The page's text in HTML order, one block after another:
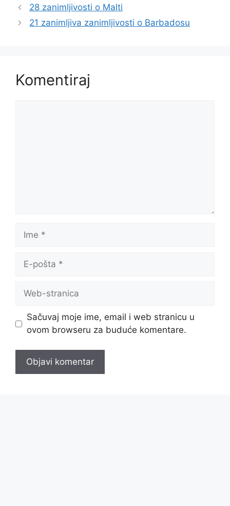
28 zanimljivosti o Malti
21 zanimljiva zanimljivosti o Barbadosu
Komentiraj
Ime
pošta
Web-
Sačuvaj moje ime, email i web stranicu u
ovom browseru za buduće komentare.